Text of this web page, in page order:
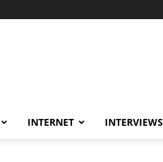
INTERNET INTERVIEWS